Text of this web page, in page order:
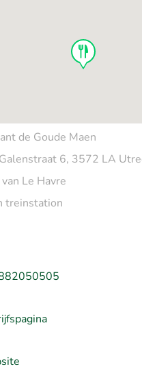
de Goude Maen
6, 3572 LA
Le Havre
treinstation